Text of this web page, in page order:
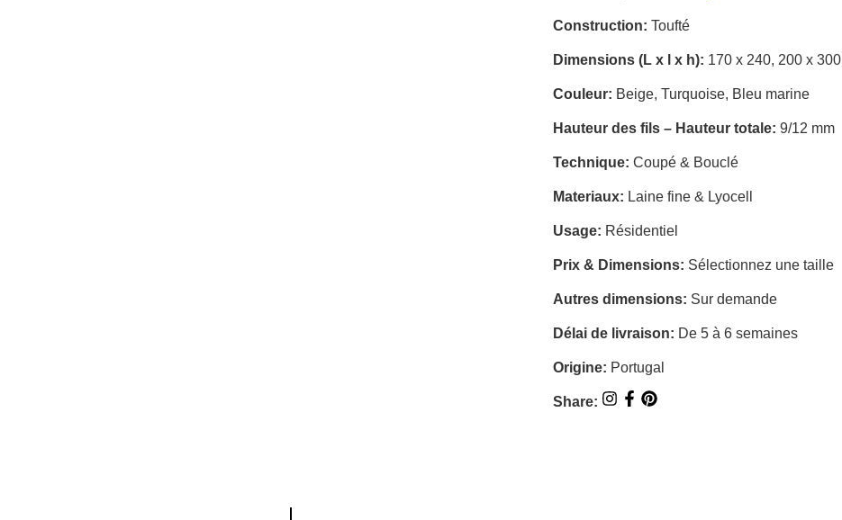
Construction: Toufté
Dimensions (L x l x h): 170 x 240, 200 x 300
Couleur: Beige, Turquoise, Bleu marine
Hauteur des fils – Hauteur totale: 9/12 mm
Technique: Coupé & Bouclé
Materiaux: Laine fine & Lyocell
Usage: Résidentiel
Prix & Dimensions: Sélectionnez une taille
Autres dimensions: Sur demande
Délai de livraison: De 5 à 6 semaines
Origine: Portugal
Share: